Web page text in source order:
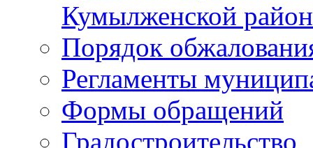
Кумылженской
Порядок
Регламенты
Формы обращений
Градостроительство